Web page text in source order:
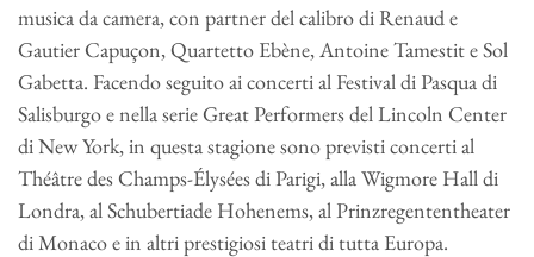
musica da camera, con partner del calibro di Renaud e
Gautier Capuçon, Quartetto Ebène, Antoine Tamestit e Sol
Gabetta. Facendo seguito ai concerti al Festival di Pasqua di
Salisburgo e nella serie Great Performers del Lincoln Center
di New York, in questa stagione sono previsti concerti al
Théâtre des Champs-Élysées di Parigi, alla Wigmore Hall di
Londra, al Schubertiade Hohenems, al Prinzregententheater
di Monaco e in altri prestigiosi teatri di tutta Europa.